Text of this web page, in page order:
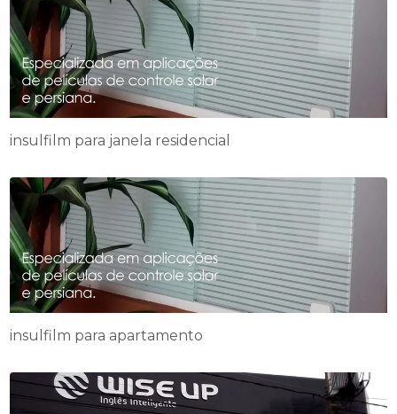
insulfilm para janela residencial
insulfilm para apartamento